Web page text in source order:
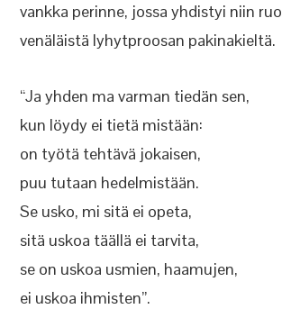
vankka perinne, jossa yhdistyi niin
venäläistä lyhytproosan pakinakieltä.
“Ja yhden ma varman tiedän sen,
kun löydy ei tietä mistään:
on työtä tehtävä jokaisen,
puu tutaan hedelmistään.
Se usko, mi sitä ei opeta,
sitä uskoa täällä ei tarvita,
se on uskoa usmien, haamujen,
ei uskoa ihmisten”.